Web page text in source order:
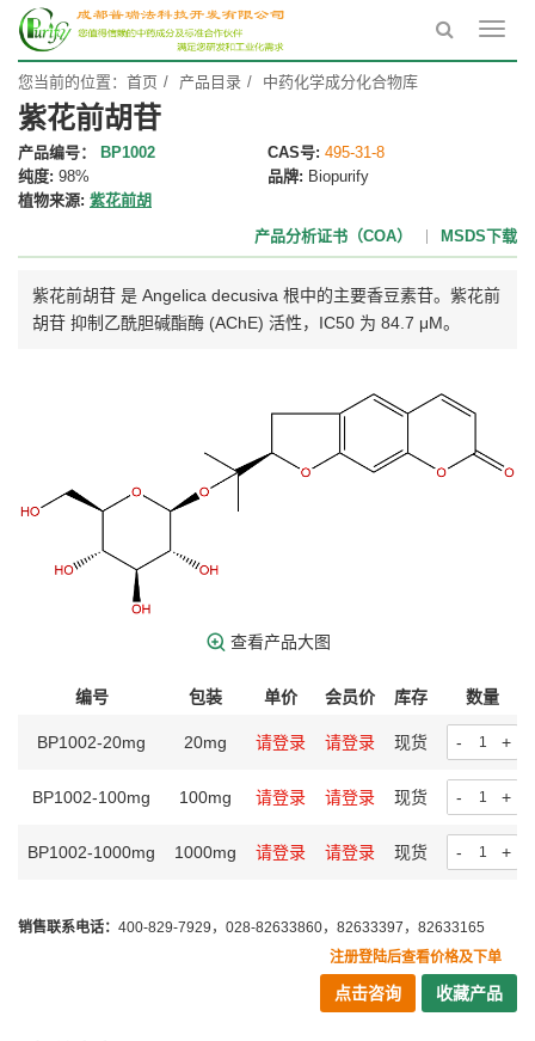
您当前的位置： 首页 产品目录 中药化学成分化合物库
紫花前胡苷
产品编号： BP1002 CAS号: 495-31-8
纯度: 98% 品牌: Biopurify
植物来源: 紫花前胡
产品分析证书（COA）
MSDS下载
紫花前胡苷 是 Angelica decusiva 根中的主要香豆素苷。紫花前
胡苷 抑制乙酰胆碱酯酶 (AChE) 活性，IC50 为 84.7 μM。
查看产品大图
编号 包装 单价 会员价 库存 数量
BP1002-20mg 20mg 请登录 请登录 现货 - +
BP1002-100mg 100mg 请登录 请登录 现货 - +
BP1002-1000mg 1000mg 请登录 请登录 现货 - +
销售联系电话： 400-829-7929，028-82633860，82633397，82633165
注册登陆后查看价格及下单
点击咨询 收藏产品